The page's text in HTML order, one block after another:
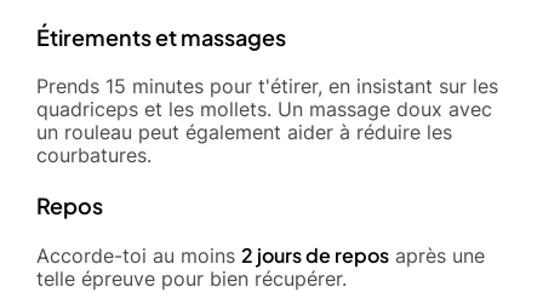
Étirements et massages
Prends 15 minutes pour t'étirer, en insistant sur les
quadriceps et les mollets. Un massage doux avec
un rouleau peut également aider à réduire les
courbatures.
Repos
Accorde-toi au moins 2 jours de repos après une
telle épreuve pour bien récupérer.